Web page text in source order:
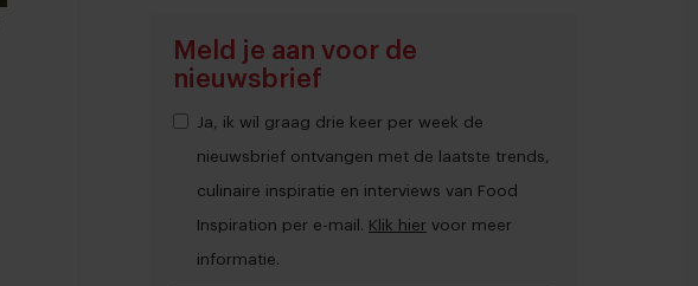
Meld je aan voor de
nieuwsbrief
Ja, ik wil graag drie keer per week de
nieuwsbrief ontvangen met de laatste trends,
culinaire inspiratie en interviews van Food
Inspiration per e-mail. Klik hier voor meer
informatie.